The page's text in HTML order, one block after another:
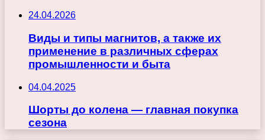
24.04.2026
Виды и типы магнитов, а также их
применение в различных сферах
промышленности и быта
04.04.2025
Шорты до колена — главная покупка
сезона